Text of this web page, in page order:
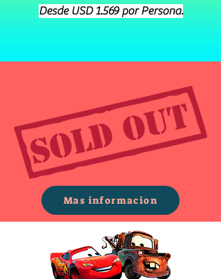
Desde USD 1.569 por Persona.
Mas informacion